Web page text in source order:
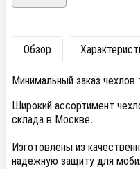
Обзор
Минимальный заказ
Широкий ассортимент
склада в Москве.
Изготовлены из
надежную защиту для